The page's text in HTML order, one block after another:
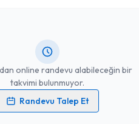
online randevu alabileceğin bir
takvimi bulunmuyor.
Randevu Talep Et
işlenmesine ilişkinAydınlatma Metni